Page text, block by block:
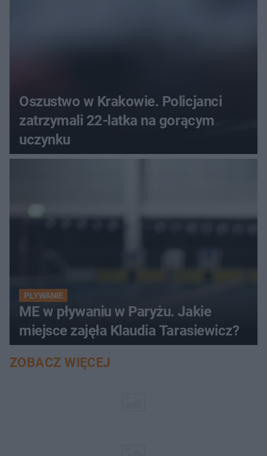
Oszustwo w Krakowie. Policjanci
zatrzymali 22-latka na gorącym
uczynku
PŁYWANIE
ME w pływaniu w Paryżu. Jakie
miejsce zajęła Klaudia Tarasiewicz?
ZOBACZ WIĘCEJ